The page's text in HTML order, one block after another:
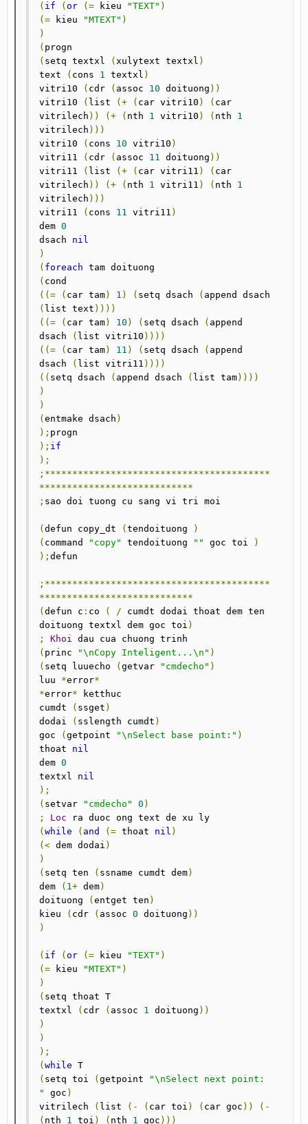
( if ( or (= kieu "TEXT" )
(= kieu "MTEXT" )
)
(
( setq textxl ( xulytext textxl )
text
( cons 1 textxl )
vitri10
( cdr ( assoc 10 doituong ))
vitri10
( list (+ ( car vitri10 ) ( car
vitrilech )) (+ ( nth 1 vitri10 ) ( nth 1
vitrilech )))
vitri10
( cons 10 vitri10 )
vitri11
( cdr ( assoc 11 doituong ))
vitri11
( list (+ ( car vitri11 ) ( car
vitrilech )) (+ ( nth 1 vitri11 ) ( nth 1
vitrilech )))
vitri11
( cons 11 vitri11 )
dem 0
dsach nil
)
( foreach
(
((=
( car tam) 1 ) ( setq dsach (
( list text ))))
((=
( car tam) 10 ) ( setq dsach ( append
dsach
( list vitri10 ))))
((=
( car tam) 11 ) ( setq dsach ( append
dsach
( list vitri11 ))))
(( setq dsach ( append dsach ( list tam))))
)
)
( entmake dsach )
);
); if
);
;*****************************************
****************************
; sao doi tuong cu sang vi tri moi
( defun copy_dt ( tendoituong
)
( command "copy" tendoituong "" goc toi
)
); defun
;*****************************************
****************************
( defun c : co ( / cumdt dodai thoat dem ten
doituong textxl dem goc toi )
;
Khoi
( princ "\nCopy Inteligent...\n" )
( setq luuecho ( getvar "cmdecho" )
luu *error*
*error* ketthuc
cumdt
( ssget )
dodai
( sslength cumdt )
goc
( getpoint "\nSelect base point:" )
thoat nil
dem 0
textxl nil
);
( setvar "cmdecho" 0 )
;
Loc
( while ( and (= thoat nil )
(< dem dodai )
)
( setq ten ( ssname cumdt dem)
dem
( 1+ dem)
doituong
( entget ten )
kieu
( cdr ( assoc 0 doituong ))
)
( if ( or (= kieu "TEXT" )
(= kieu "MTEXT" )
)
( setq thoat T
textxl
( cdr ( assoc 1 doituong ))
)
)
);
( while
( setq toi ( getpoint
"\nSelect next point:
"
goc )
vitrilech
( list (- ( car toi ) ( car goc ))
(-
( nth 1 toi ) ( nth 1 goc )))